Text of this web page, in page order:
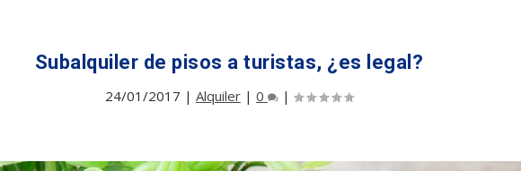
Subalquiler de pisos a turistas, ¿es legal?
24/01/2017 | Alquiler| 0 |